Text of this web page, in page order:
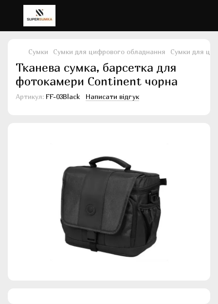
Сумки Сумки для цифрового обладнання Сумки для
Тканева сумка, барсетка для
фотокамери Continent чорна
Артикул: FF-03Black Написати відгук